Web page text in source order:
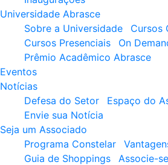
Universidade Abrasce
Sobre a Universidade
Cursos
Cursos Presenciais
On
Prêmio Acadêmico Abrasce
Eventos
Notícias
Defesa do Setor
Espaço do
Envie sua Notícia
Seja um Associado
Programa Constelar
Guia de Shoppings
Associe-se